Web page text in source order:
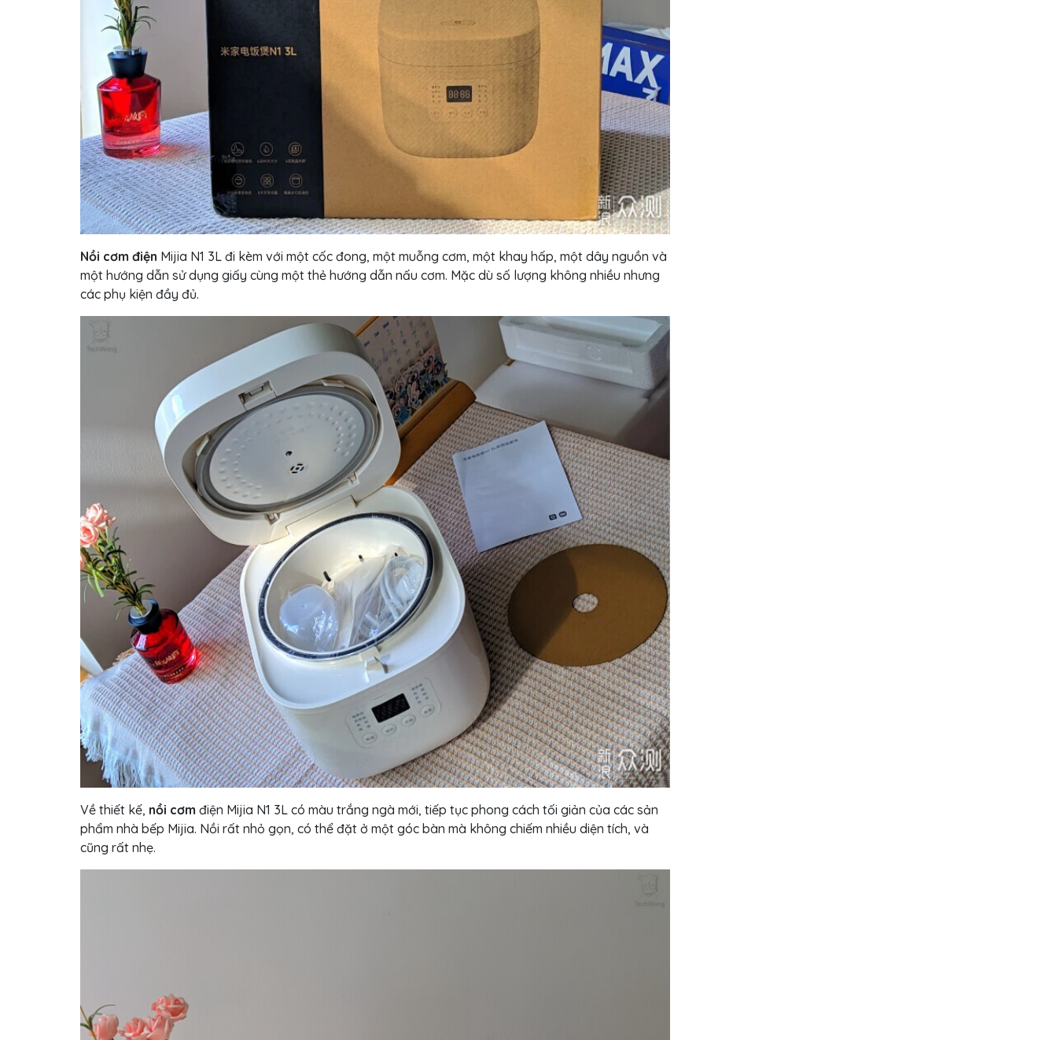
Nồi cơm điện Mijia N1 3L đi kèm với một cốc đong, một muỗng cơm, một khay hấp, một dây nguồn và
một hướng dẫn sử dụng giấy cùng một thẻ hướng dẫn nấu cơm. Mặc dù số lượng không nhiều nhưng
các phụ kiện đầy đủ.
Về thiết kế, nồi cơm điện Mijia N1 3L có màu trắng ngà mới, tiếp tục phong cách tối giản của các sản
phẩm nhà bếp Mijia. Nồi rất nhỏ gọn, có thể đặt ở một góc bàn mà không chiếm nhiều diện tích, và
cũng rất nhẹ.